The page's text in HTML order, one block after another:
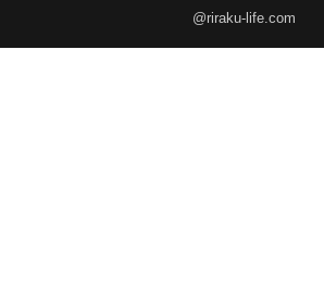
@riraku-life.com